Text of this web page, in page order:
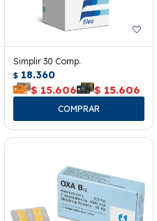
Simplir 30 Comp.
$ 18.360
$ 15.606 $ 15.606